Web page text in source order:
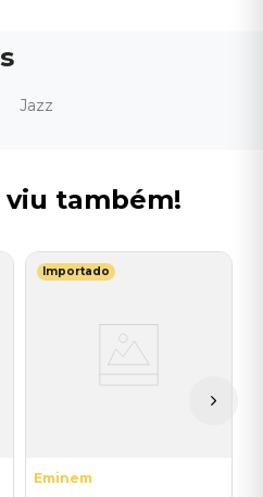
Jazz
viu também!
Importado
Eminem